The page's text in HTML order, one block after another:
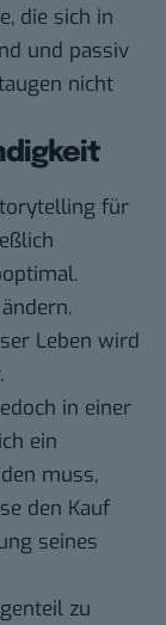
die sich in
und passiv
nicht
für
Leben wird
in einer
ein
muss,
den Kauf
seines
zu